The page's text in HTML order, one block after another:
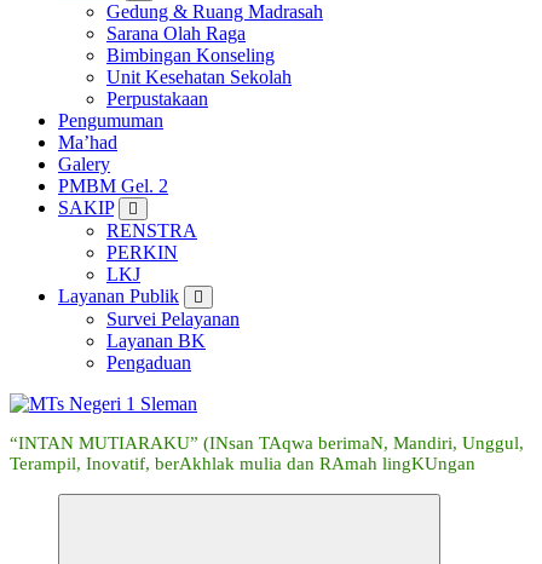
Gedung & Ruang Madrasah
Sarana Olah Raga
Bimbingan Konseling
Unit Kesehatan Sekolah
Perpustakaan
Pengumuman
Ma’had
Galery
PMBM Gel. 2
SAKIP
RENSTRA
PERKIN
LKJ
Layanan Publik
Survei Pelayanan
Layanan BK
Pengaduan
“INTAN MUTIARAKU” (INsan TAqwa berimaN, Mandiri, Unggul,
Terampil, Inovatif, berAkhlak mulia dan RAmah lingKUngan